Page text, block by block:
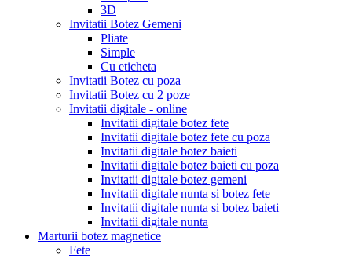
3D
Invitatii Botez Gemeni
Pliate
Simple
Cu eticheta
Invitatii Botez cu poza
Invitatii Botez cu 2 poze
Invitatii digitale - online
Invitatii digitale botez fete
Invitatii digitale botez fete cu poza
Invitatii digitale botez baieti
Invitatii digitale botez baieti cu poza
Invitatii digitale botez gemeni
Invitatii digitale nunta si botez fete
Invitatii digitale nunta si botez baieti
Invitatii digitale nunta
Marturii botez magnetice
Fete